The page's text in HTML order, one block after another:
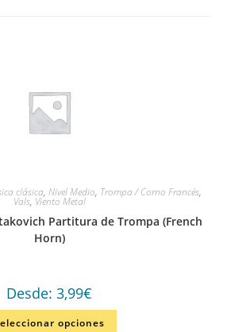
clásica, Nivel Medio, Trompa / Corno Francés,
Vals, Viento Metal
Partitura de Trompa (French
Horn)
Desde: 3,99€
opciones